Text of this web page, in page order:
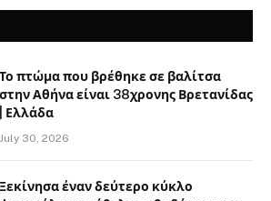
Το πτώμα που βρέθηκε σε βαλίτσα
στην Αθήνα είναι 38χρονης Βρετανίδας
| Ελλάδα
July 30, 2026
Ξεκίνησα έναν δεύτερο κύκλο